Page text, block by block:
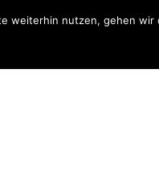
weiterhin nutzen, gehen wir